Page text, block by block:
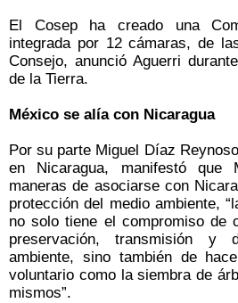
El Cosep ha creado una
integrada por 12 cámaras, de
Consejo, anunció Aguerri
de la Tierra.
México se alía con Nicaragua
Por su parte Miguel Díaz
en Nicaragua, manifestó que
maneras de asociarse con
protección del medio ambiente,
no solo tiene el compromiso de
preservación, transmisión y
ambiente, sino también de
voluntario como la siembra de
mismos”.